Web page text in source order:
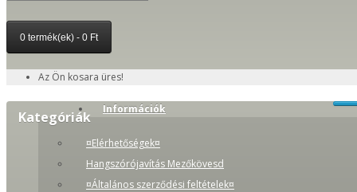
0 termék(ek) - 0 Ft
Az Ön kosara üres!
Kategóriák Információk
¤Elérhetőségek¤
Hangszórójavítás Mezőkövesd
¤Általános szerződési feltételek¤